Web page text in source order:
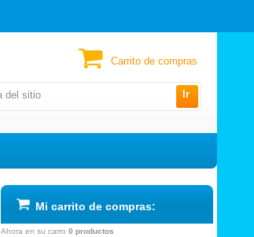
Ir
Carrito de compras
Mi carrito de compras:
Ahora en su carro 0 productos